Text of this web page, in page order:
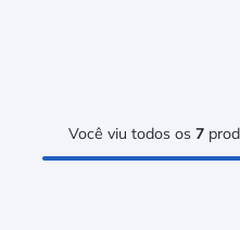
Você viu todos os 7